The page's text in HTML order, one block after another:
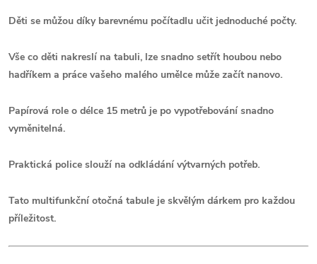
Děti se můžou díky barevnému počítadlu učit jednoduché počty.
Vše co děti nakreslí na tabuli, lze snadno setřít houbou nebo
hadříkem a práce vašeho malého umělce může začít nanovo.
Papírová role o délce 15 metrů je po vypotřebování snadno
vyměnitelná.
Praktická police slouží na odkládání výtvarných potřeb.
Tato multifunkční otočná tabule je skvělým dárkem pro každou
příležitost.